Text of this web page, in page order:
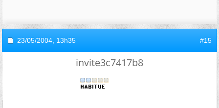
23/05/2004, 13h35 #15
invite3c7417b8